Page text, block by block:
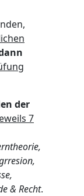
der
7
& Recht.